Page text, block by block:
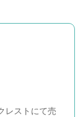
レストにて売